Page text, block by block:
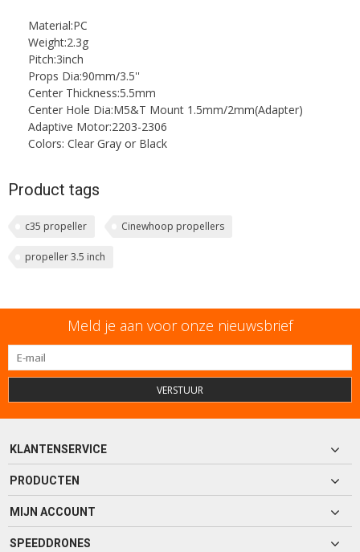
Material:PC
Weight:2.3g
Pitch:3inch
Props Dia:90mm/3.5''
Center Thickness:5.5mm
Center Hole Dia:M5&T Mount 1.5mm/2mm(Adapter)
Adaptive Motor:2203-2306
Colors: Clear Gray or Black
Product tags
c35 propeller Cinewhoop propellers
propeller 3.5 inch
Meld je aan voor onze nieuwsbrief
VERSTUUR
KLANTENSERVICE
PRODUCTEN
MIJN ACCOUNT
SPEEDDRONES